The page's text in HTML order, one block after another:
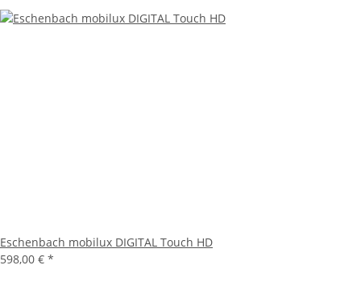
Eschenbach mobilux DIGITAL Touch HD
598,00 € *